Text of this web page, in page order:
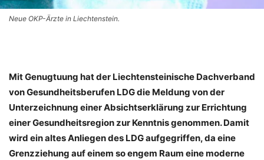
Neue OKP-Ärzte in Liechtenstein.
Mit Genugtuung hat der Liechtensteinische Dachverband
von Gesundheitsberufen LDG die Meldung von der
Unterzeichnung einer Absichtserklärung zur Errichtung
einer Gesundheitsregion zur Kenntnis genommen. Damit
wird ein altes Anliegen des LDG aufgegriffen, da eine
Grenzziehung auf einem so engem Raum eine moderne